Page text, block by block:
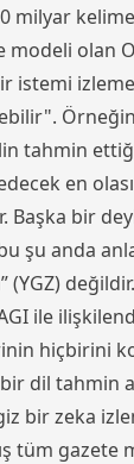
milyar
olan
istemi
tahmin
en
bir
şu anda
(YGZ)
ile
hiçbirini
dil tahmin
bir zeka
tüm gazete